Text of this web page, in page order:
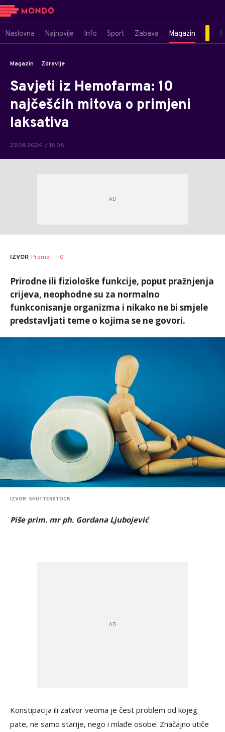
Naslovna Najnovije Info Sport Zabava Magazin
Magazin Zdravlje
Savjeti iz Hemofarma: 10
najčešćih mitova o primjeni
laksativa
23.08.2024. / 16:06
IZVOR Promo 0
Prirodne ili fiziološke funkcije, poput pražnjenja
crijeva, neophodne su za normalno
funkconisanje organizma i nikako ne bi smjele
predstavljati teme o kojima se ne govori.
IZVOR: SHUTTERSTOCK
Piše prim. mr ph. Gordana Ljubojević
Konstipacija ili zatvor veoma je čest problem od kojeg
pate, ne samo starije, nego i mlađe osobe. Značajno utiče